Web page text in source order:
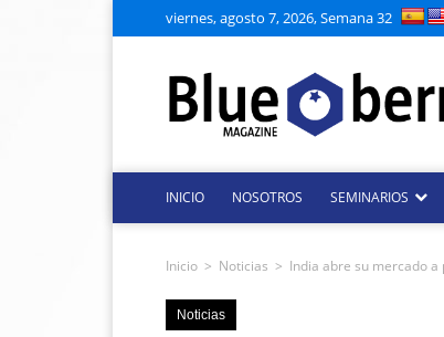
viernes, agosto 7, 2026, Semana 32
INICIO NOSOTROS SEMINARIOS
Inicio > Noticias > India abre su mercado
Noticias